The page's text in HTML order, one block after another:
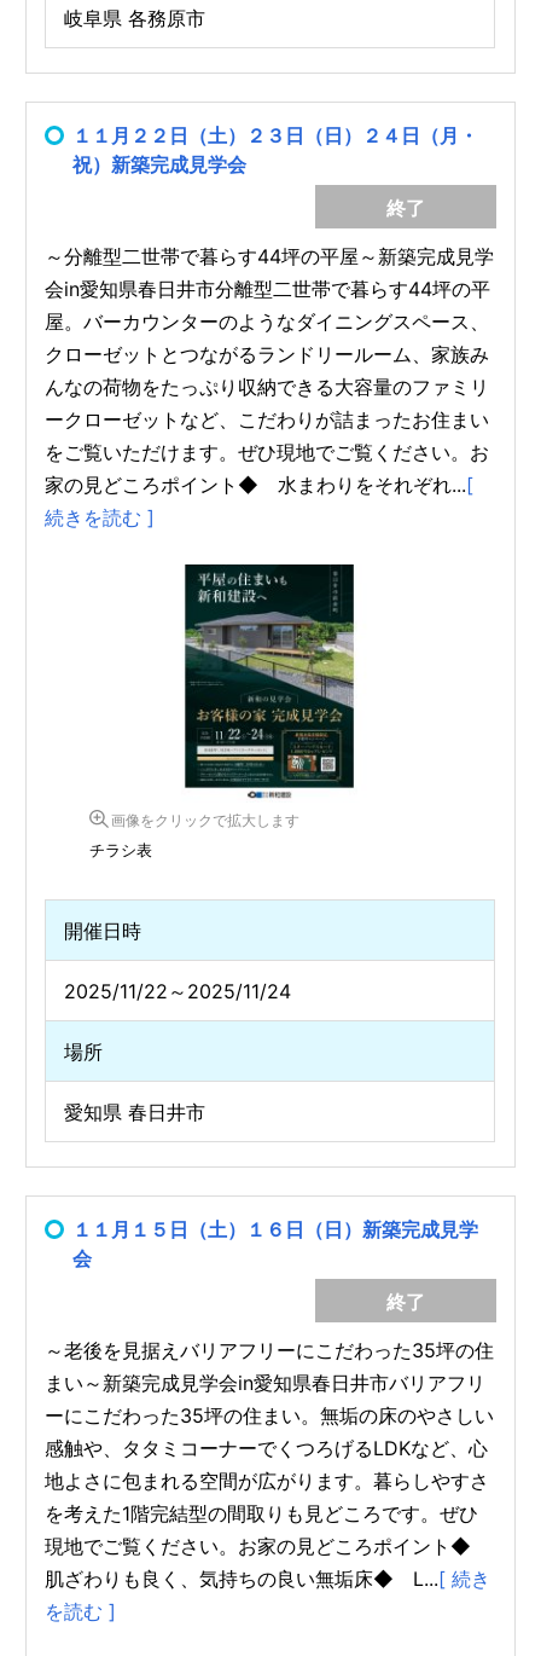
岐阜県 各務原市
１１月２２日（土）２３日（日）２４日（月・
祝）新築完成見学会
終了
～分離型二世帯で暮らす44坪の平屋～新築完成見学
会in愛知県春日井市分離型二世帯で暮らす44坪の平
屋。バーカウンターのようなダイニングスペース、
クローゼットとつながるランドリールーム、家族み
んなの荷物をたっぷり収納できる大容量のファミリ
ークローゼットなど、こだわりが詰まったお住まい
をご覧いただけます。ぜひ現地でご覧ください。お
家の見どころポイント◆ 水まわりをそれぞれ...[
続きを読む ]
画像をクリックで拡大します
チラシ表
開催日時
2025/11/22～2025/11/24
場所
愛知県 春日井市
１１月１５日（土）１６日（日）新築完成見学
会
終了
～老後を見据えバリアフリーにこだわった35坪の住
まい～新築完成見学会in愛知県春日井市バリアフリ
ーにこだわった35坪の住まい。無垢の床のやさしい
感触や、タタミコーナーでくつろげるLDKなど、心
地よさに包まれる空間が広がります。暮らしやすさ
を考えた1階完結型の間取りも見どころです。ぜひ
現地でご覧ください。お家の見どころポイント◆
肌ざわりも良く、気持ちの良い無垢床◆ L...[ 続き
を読む ]